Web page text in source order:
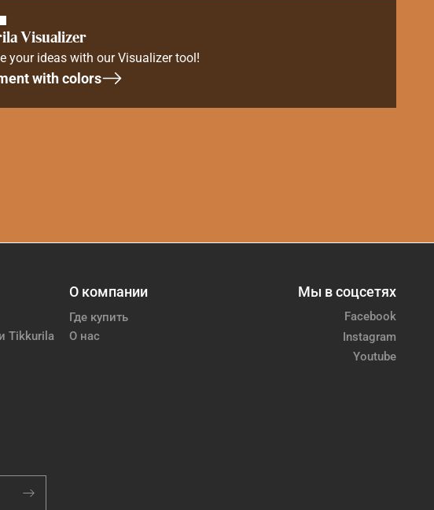
Visualizer
your ideas with our Visualizer tool!
with colors
Tikkurila
О компании
Где купить
О нас
Мы в соцсетях
Facebook
Instagram
Youtube